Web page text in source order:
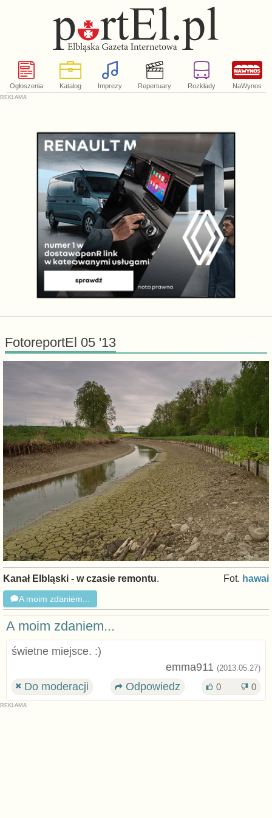
Ogłoszenia Katalog Imprezy Repertuary Rozkłady NaWynos
FotoreportEl 05 '13
Kanał Elbląski - w czasie remontu. Fot. hawai
A moim zdaniem...
A moim zdaniem...
świetne miejsce. :)
emma911 (2013.05.27)
Do moderacji Odpowiedz 0 0